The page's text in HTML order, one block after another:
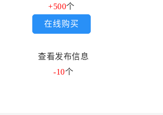
+500个
在线购买
查看发布信息
-10个